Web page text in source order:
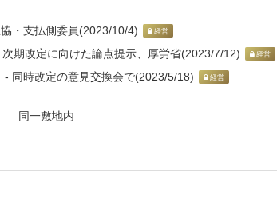
・支払側委員(2023/10/4) 経営
期改定に向けた論点提示、厚労省(2023/7/12) 経営
同時改定の意見交換会で(2023/5/18) 経営
同一敷地内